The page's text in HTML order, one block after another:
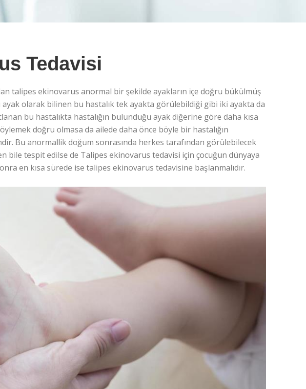
Tedavisi
talipes ekinovarus anormal bir şekilde ayakların içe doğru bükülmüş
ayak olarak bilinen bu hastalık tek ayakta görülebildiği gibi iki ayakta da
bu hastalıkta hastalığın bulunduğu ayak diğerine göre daha kısa
doğru olmasa da ailede daha önce böyle bir hastalığın
Bu anormallik doğum sonrasında herkes tarafından görülebilecek
bile tespit edilse de Talipes ekinovarus tedavisi için çocuğun dünyaya
en kısa sürede ise talipes ekinovarus tedavisine başlanmalıdır.